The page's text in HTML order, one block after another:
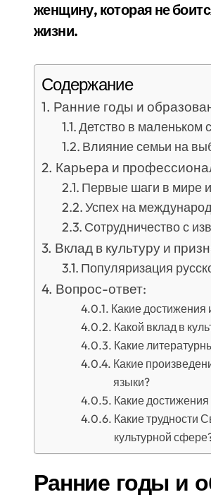
женщину, которая не
жизни.
Содержание
Ранние годы и
Детство в маленьком
Влияние семьи на
Карьера и
Первые шаги в мире
Успех на
Сотрудничество с
Вклад в культуру и
Популяризация
Вопрос-ответ:
Какие
Какой вклад в
Какие
Какие
языки?
Какие
Какие трудности
культурной
Ранние годы и